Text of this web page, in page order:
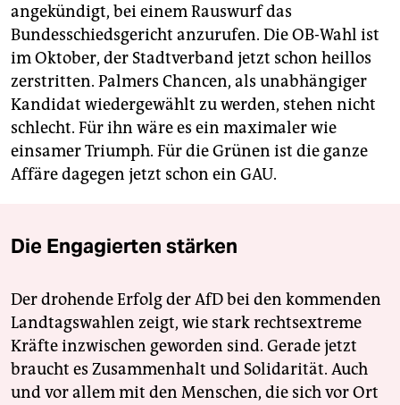
angekündigt, bei einem Rauswurf das
Bundesschiedsgericht anzurufen. Die OB-Wahl ist
im Oktober, der Stadtverband jetzt schon heillos
zerstritten. Palmers Chancen, als unabhängiger
Kandidat wiedergewählt zu werden, stehen nicht
schlecht. Für ihn wäre es ein maximaler wie
einsamer Triumph. Für die Grünen ist die ganze
Affäre dagegen jetzt schon ein GAU.
Die Engagierten stärken
Der drohende Erfolg der AfD bei den kommenden
Landtagswahlen zeigt, wie stark rechtsextreme
Kräfte inzwischen geworden sind. Gerade jetzt
braucht es Zusammenhalt und Solidarität. Auch
und vor allem mit den Menschen, die sich vor Ort